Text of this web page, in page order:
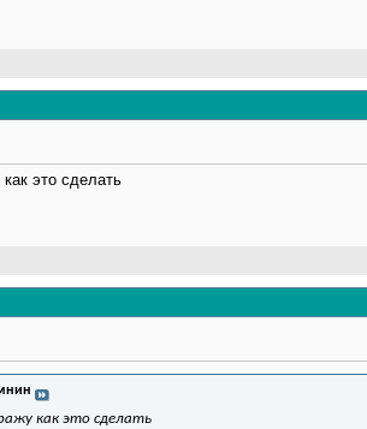
это сделать
как это сделать